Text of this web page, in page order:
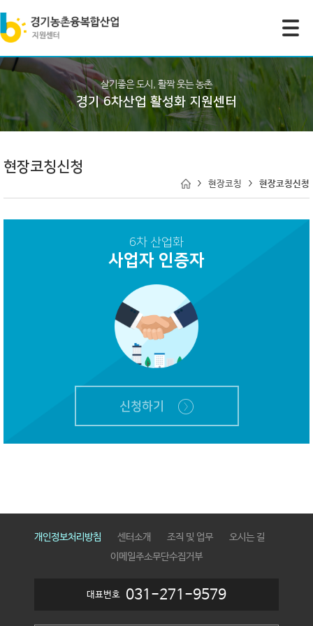
살기좋은 도시, 활짝 웃는 농촌
경기 6차산업 활성화 지원센터
현장코칭신청
현장코칭 현장코칭신청
6차 산업화
사업자 인증자
신청하기
개인정보처리방침 센터소개 조직 및 업무
오시는 길
이메일주소무단수집거부
대표번호 031-271-9579